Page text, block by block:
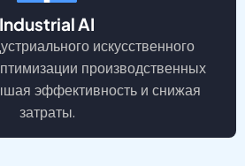
Industrial AI
искусственного
производственных
эффективность и снижая
затраты.